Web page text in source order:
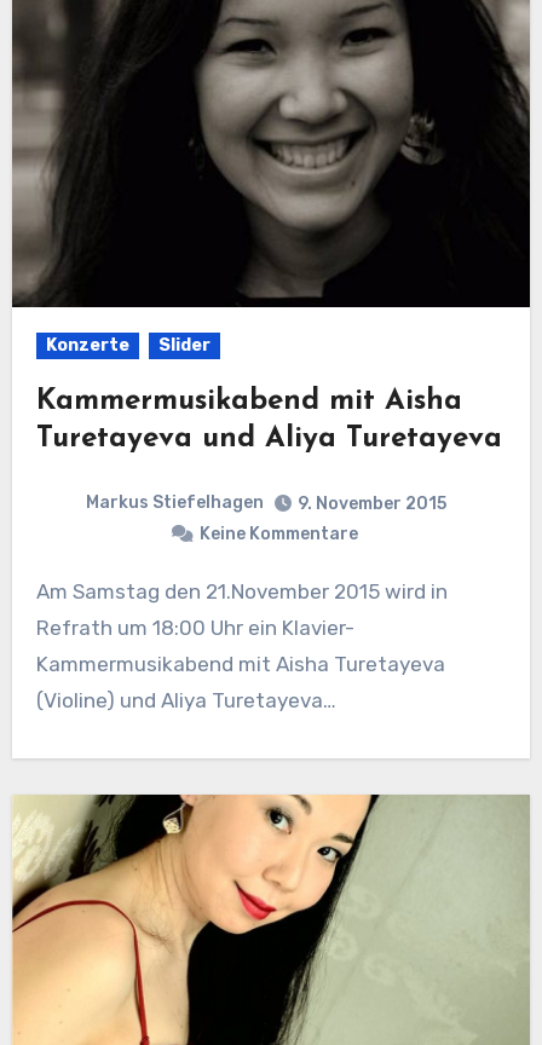
Konzerte Slider
Kammermusikabend mit Aisha
Turetayeva und Aliya Turetayeva
Markus Stiefelhagen
9. November 2015
Keine Kommentare
Am Samstag den 21.November 2015 wird in
Refrath um 18:00 Uhr ein Klavier-
Kammermusikabend mit Aisha Turetayeva
(Violine) und Aliya Turetayeva…